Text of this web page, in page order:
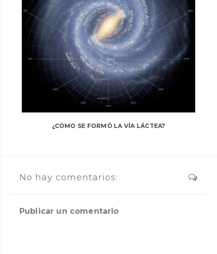
¿CÓMO SE FORMÓ LA VÍA LÁCTEA?
No hay comentarios:
Publicar un comentario